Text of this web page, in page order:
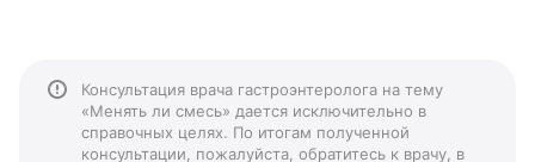
Консультация врача гастроэнтеролога на тему
«Менять ли смесь» дается исключительно в
справочных целях. По итогам полученной
консультации, пожалуйста, обратитесь к врачу, в